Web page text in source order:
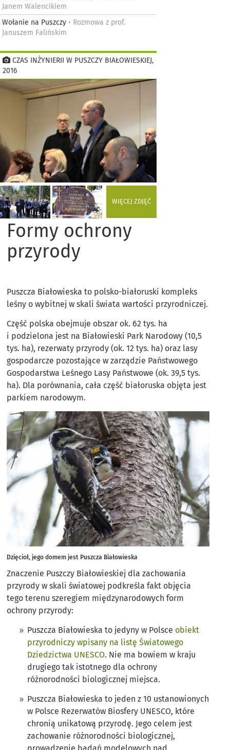
Janem Walencikiem
Wołanie na Puszczy • Rozmowa z prof.
Januszem Falińskim
CZAS INŻYNIERII W PUSZCZY BIAŁOWIESKIEJ,
2016
WIĘCEJ ZDJĘĆ
Formy ochrony
przyrody
Puszcza Białowieska to polsko-białoruski kompleks
leśny o wybitnej w skali świata wartości przyrodniczej.
Część polska obejmuje obszar ok. 62 tys. ha
i podzielona jest na Białowieski Park Narodowy (10,5
tys. ha), rezerwaty przyrody (ok. 12 tys. ha) oraz lasy
gospodarcze pozostające w zarządzie Państwowego
Gospodarstwa Leśnego Lasy Państwowe (ok. 39,5 tys.
ha). Dla porównania, cała część białoruska objęta jest
parkiem narodowym.
Dzięcioł, jego domem jest Puszcza Białowieska
Znaczenie Puszczy Białowieskiej dla zachowania
przyrody w skali światowej podkreśla fakt objęcia
tego terenu szeregiem międzynarodowych form
ochrony przyrody:
Puszcza Białowieska to jedyny w Polsce obiekt
przyrodniczy wpisany na listę Światowego
Dziedzictwa UNESCO. Nie ma bowiem w kraju
drugiego tak istotnego dla ochrony
różnorodności biologicznej miejsca.
Puszcza Białowieska to jeden z 10 ustanowionych
w Polsce Rezerwatów Biosfery UNESCO, które
chronią unikatową przyrodę. Jego celem jest
zachowanie różnorodności biologicznej,